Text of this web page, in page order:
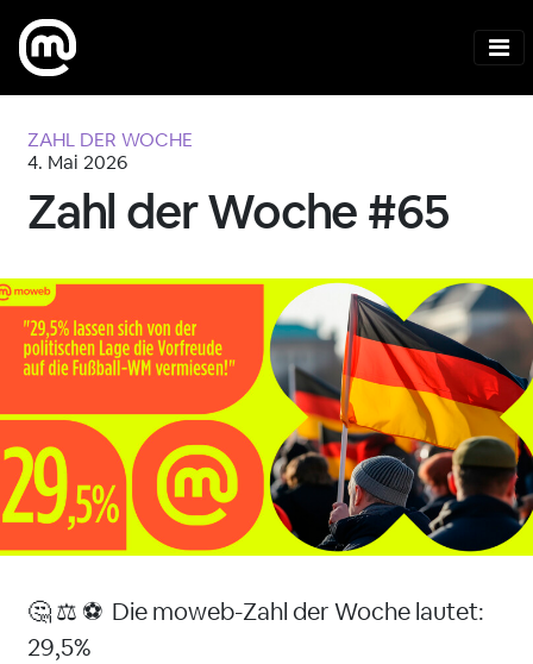
ZAHL DER WOCHE
4. Mai 2026
Zahl der Woche #65
🤔 ⚖️ ⚽ Die moweb-Zahl der Woche lautet:
29,5%